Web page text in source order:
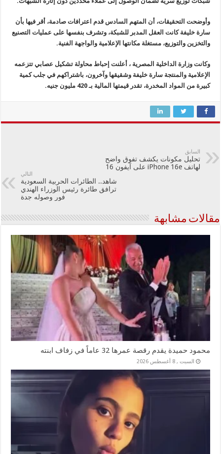
وأوضحت التحقيقات، أن المتهم السادس قدم اعترافات صادمة، أقر فيها بأن
سارة خليفة كانت العقل المدبر للشبكة، وتشرف بنفسها على عمليات التصنيع
والتخزين والتوزيع، مستغلة مكانتها الإعلامية والواجهة الفنية.
وكانت وزارة الداخلية المصرية ، أعلنت إحباط محاولة تشكيل عصابي تتزعمه
الإعلامية والمنتجة سارة خليفة وشقيقها وآخرون، باشتراكهم في جلب كمية
كبيرة من المواد المخدرة، تقدر قيمتها المالية بـ 420 مليون جنيه.
السابق
تحليل مكونات يكشف تفوق واضح
لهاتف iPhone 16e على آيفون 16
التالي
شاهد.. الطائرات الحربية ‎السعودية
ترافق طائرة رئيس الوزراء الهندي
فور وصوله جدة
مقالات مشابهة
محمود حميدة يقدم رقصة عمرها 32 عاماً في زفاف ابنته
السبت , 8 أغسطس 2026